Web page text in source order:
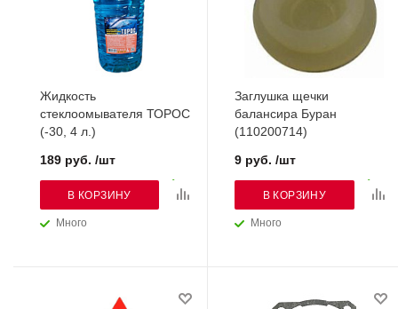
Жидкость
стеклоомывателя ТОРОС
(-30, 4 л.)
Много
189 руб. /шт
В КОРЗИНУ
Заглушка щечки
балансира Буран
(110200714)
Много
9 руб. /шт
В КОРЗИНУ